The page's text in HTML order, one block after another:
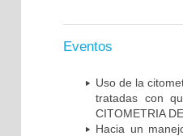
Eventos
Uso de la
tratadas con
CITOMETRIA
Hacia un